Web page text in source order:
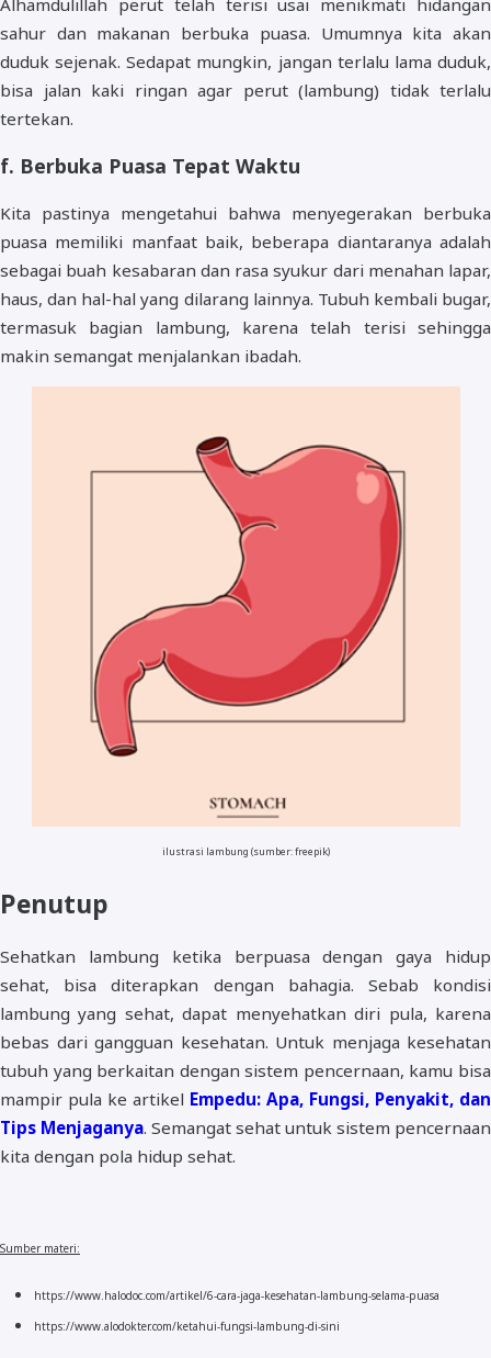
Alhamdulillah perut telah terisi usai menikmati hidangan
sahur dan makanan berbuka puasa. Umumnya kita akan
duduk sejenak. Sedapat mungkin, jangan terlalu lama duduk,
bisa jalan kaki ringan agar perut (lambung) tidak terlalu
tertekan.
f. Berbuka Puasa Tepat Waktu
Kita pastinya mengetahui bahwa menyegerakan berbuka
puasa memiliki manfaat baik, beberapa diantaranya adalah
sebagai buah kesabaran dan rasa syukur dari menahan lapar,
haus, dan hal-hal yang dilarang lainnya. Tubuh kembali bugar,
termasuk bagian lambung, karena telah terisi sehingga
makin semangat menjalankan ibadah.
ilustrasi lambung (sumber: freepik)
Penutup
Sehatkan lambung ketika berpuasa dengan gaya hidup
sehat, bisa diterapkan dengan bahagia. Sebab kondisi
lambung yang sehat, dapat menyehatkan diri pula, karena
bebas dari gangguan kesehatan. Untuk menjaga kesehatan
tubuh yang berkaitan dengan sistem pencernaan, kamu bisa
mampir pula ke artikel Empedu: Apa, Fungsi, Penyakit, dan
Tips Menjaganya. Semangat sehat untuk sistem pencernaan
kita dengan pola hidup sehat.
Sumber materi:
https://www.halodoc.com/artikel/6-cara-jaga-kesehatan-lambung-selama-puasa
https://www.alodokter.com/ketahui-fungsi-lambung-di-sini